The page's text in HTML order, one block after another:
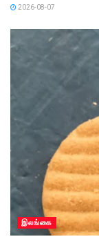
2026-08-07
இலங்கை